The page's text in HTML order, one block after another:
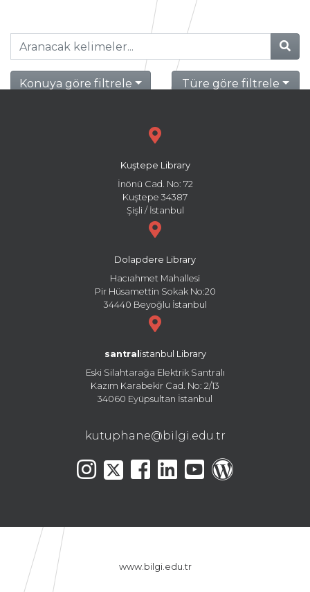
Konuya göre filtrele Türe göre filtrele
Kuştepe Library
İnönü Cad. No: 72
Kuştepe 34387
Şişli / İstanbul
Dolapdere Library
Hacıahmet Mahallesi
Pir Hüsamettin Sokak No:20
34440 Beyoğlu İstanbul
santral istanbul Library
Eski Silahtarağa Elektrik Santralı
Kazım Karabekir Cad. No: 2/13
34060 Eyüpsultan İstanbul
kutuphane@bilgi.edu.tr
www.bilgi.edu.tr